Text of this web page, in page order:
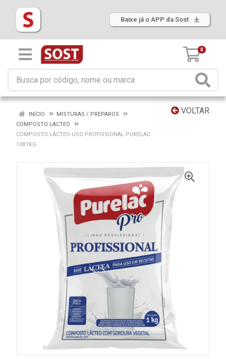
Baixe já o APP da Sost
0
VOLTAR
INÍCIO
MISTURAS / PREPAROS
COMPOSTO LACTEO
COMPOSTO LÁCTEO USO PROFISSIONAL PURELAC
10X1KG